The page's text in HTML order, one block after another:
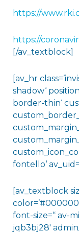
https://
https://
[/av_textblock]
[av_hr
shadow‘
border-thin‘
fontello‘
[av_textblock
font-size=“ av-
jqb3bj28′